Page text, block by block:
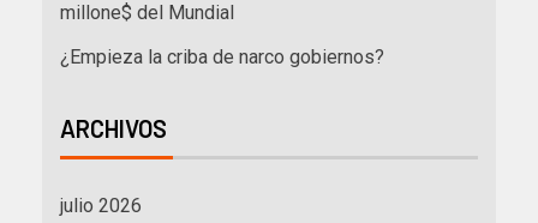
millone$ del Mundial
¿Empieza la criba de narco gobiernos?
ARCHIVOS
julio 2026